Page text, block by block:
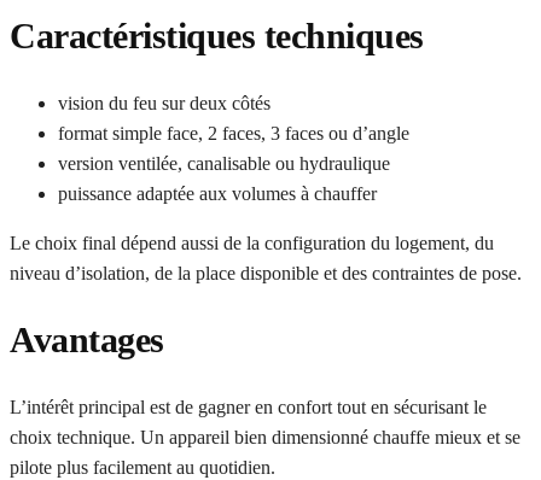
Caractéristiques techniques
vision du feu sur deux côtés
format simple face, 2 faces, 3 faces ou d’angle
version ventilée, canalisable ou hydraulique
puissance adaptée aux volumes à chauffer
Le choix final dépend aussi de la configuration du logement, du
niveau d’isolation, de la place disponible et des contraintes de pose.
Avantages
L’intérêt principal est de gagner en confort tout en sécurisant le
choix technique. Un appareil bien dimensionné chauffe mieux et se
pilote plus facilement au quotidien.